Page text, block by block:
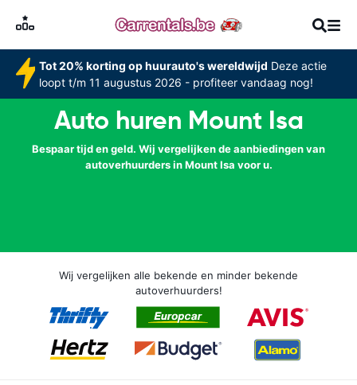
Tot 20% korting op huurauto's wereldwijd Deze actie
loopt t/m 11 augustus 2026 - profiteer vandaag nog!
Auto huren Mount Isa
Bespaar tijd en geld. Wij vergelijken de aanbiedingen van
autoverhuurders in Mount Isa voor u.
Wij vergelijken alle bekende en minder bekende
autoverhuurders!